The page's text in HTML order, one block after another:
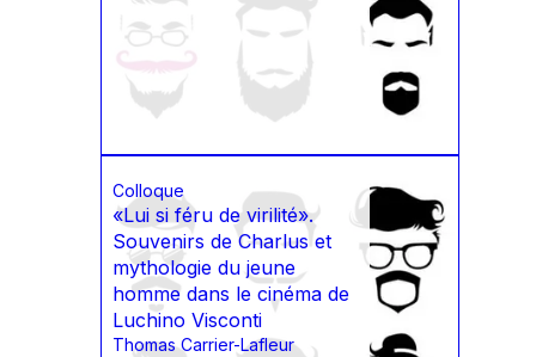
Colloque
«Lui si féru de virilité».
Souvenirs de Charlus et
mythologie du jeune
homme dans le cinéma de
Luchino Visconti
Thomas Carrier-Lafleur